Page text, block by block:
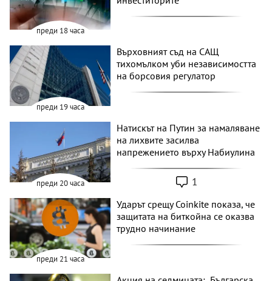
преди 18 часа
преди 19 часа
Върховният съд на САЩ
тихомълком уби независимостта
на борсовия регулатор
преди 20 часа
Натискът на Путин за намаляване
на лихвите засилва
напрежението върху Набиулина
1
преди 21 часа
Ударът срещу Coinkite показа, че
защитата на биткойна се оказва
трудно начинание